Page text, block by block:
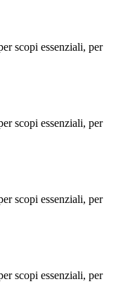
scopi essenziali, per
scopi essenziali, per
scopi essenziali, per
scopi essenziali, per